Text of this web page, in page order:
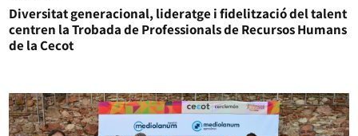
Diversitat generacional, lideratge i fidelització del talent
centren la Trobada de Professionals de Recursos Humans
de la Cecot